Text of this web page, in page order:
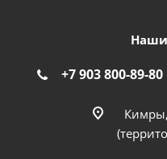
Наши
+7 903 800-89-80